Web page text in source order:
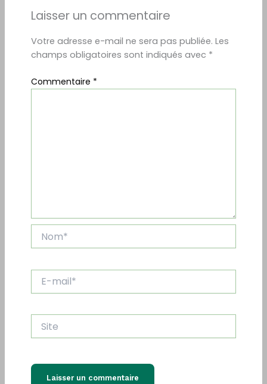
Laisser un commentaire
Votre adresse e-mail ne sera pas publiée. Les
champs obligatoires sont indiqués avec *
Commentaire *
mail*